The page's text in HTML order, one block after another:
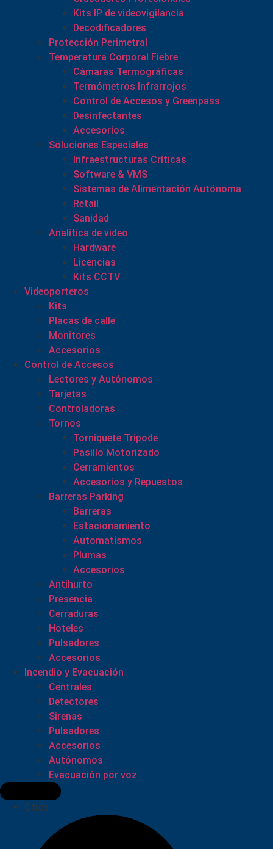
Kits IP de videovigilancia
Decodificadores
Protección Perimetral
Temperatura Corporal Fiebre
Cámaras Termográficas
Termómetros Infrarrojos
Control de Accesos y Greenpass
Desinfectantes
Accesorios
Soluciones Especiales
Infraestructuras Críticas
Software & VMS
Sistemas de Alimentación Autónoma
Retail
Sanidad
Analítica de video
Hardware
Licencias
Kits CCTV
Videoporteros
Kits
Placas de calle
Monitores
Accesorios
Control de Accesos
Lectores y Autónomos
Tarjetas
Controladoras
Tornos
Torniquete Tripode
Pasillo Motorizado
Cerramientos
Accesorios y Repuestos
Barreras Parking
Barreras
Estacionamiento
Automatismos
Plumas
Accesorios
Antihurto
Presencia
Cerraduras
Hoteles
Pulsadores
Accesorios
Incendio y Evacuación
Centrales
Detectores
Sirenas
Pulsadores
Accesorios
Autónomos
Evacuación por voz
Otros